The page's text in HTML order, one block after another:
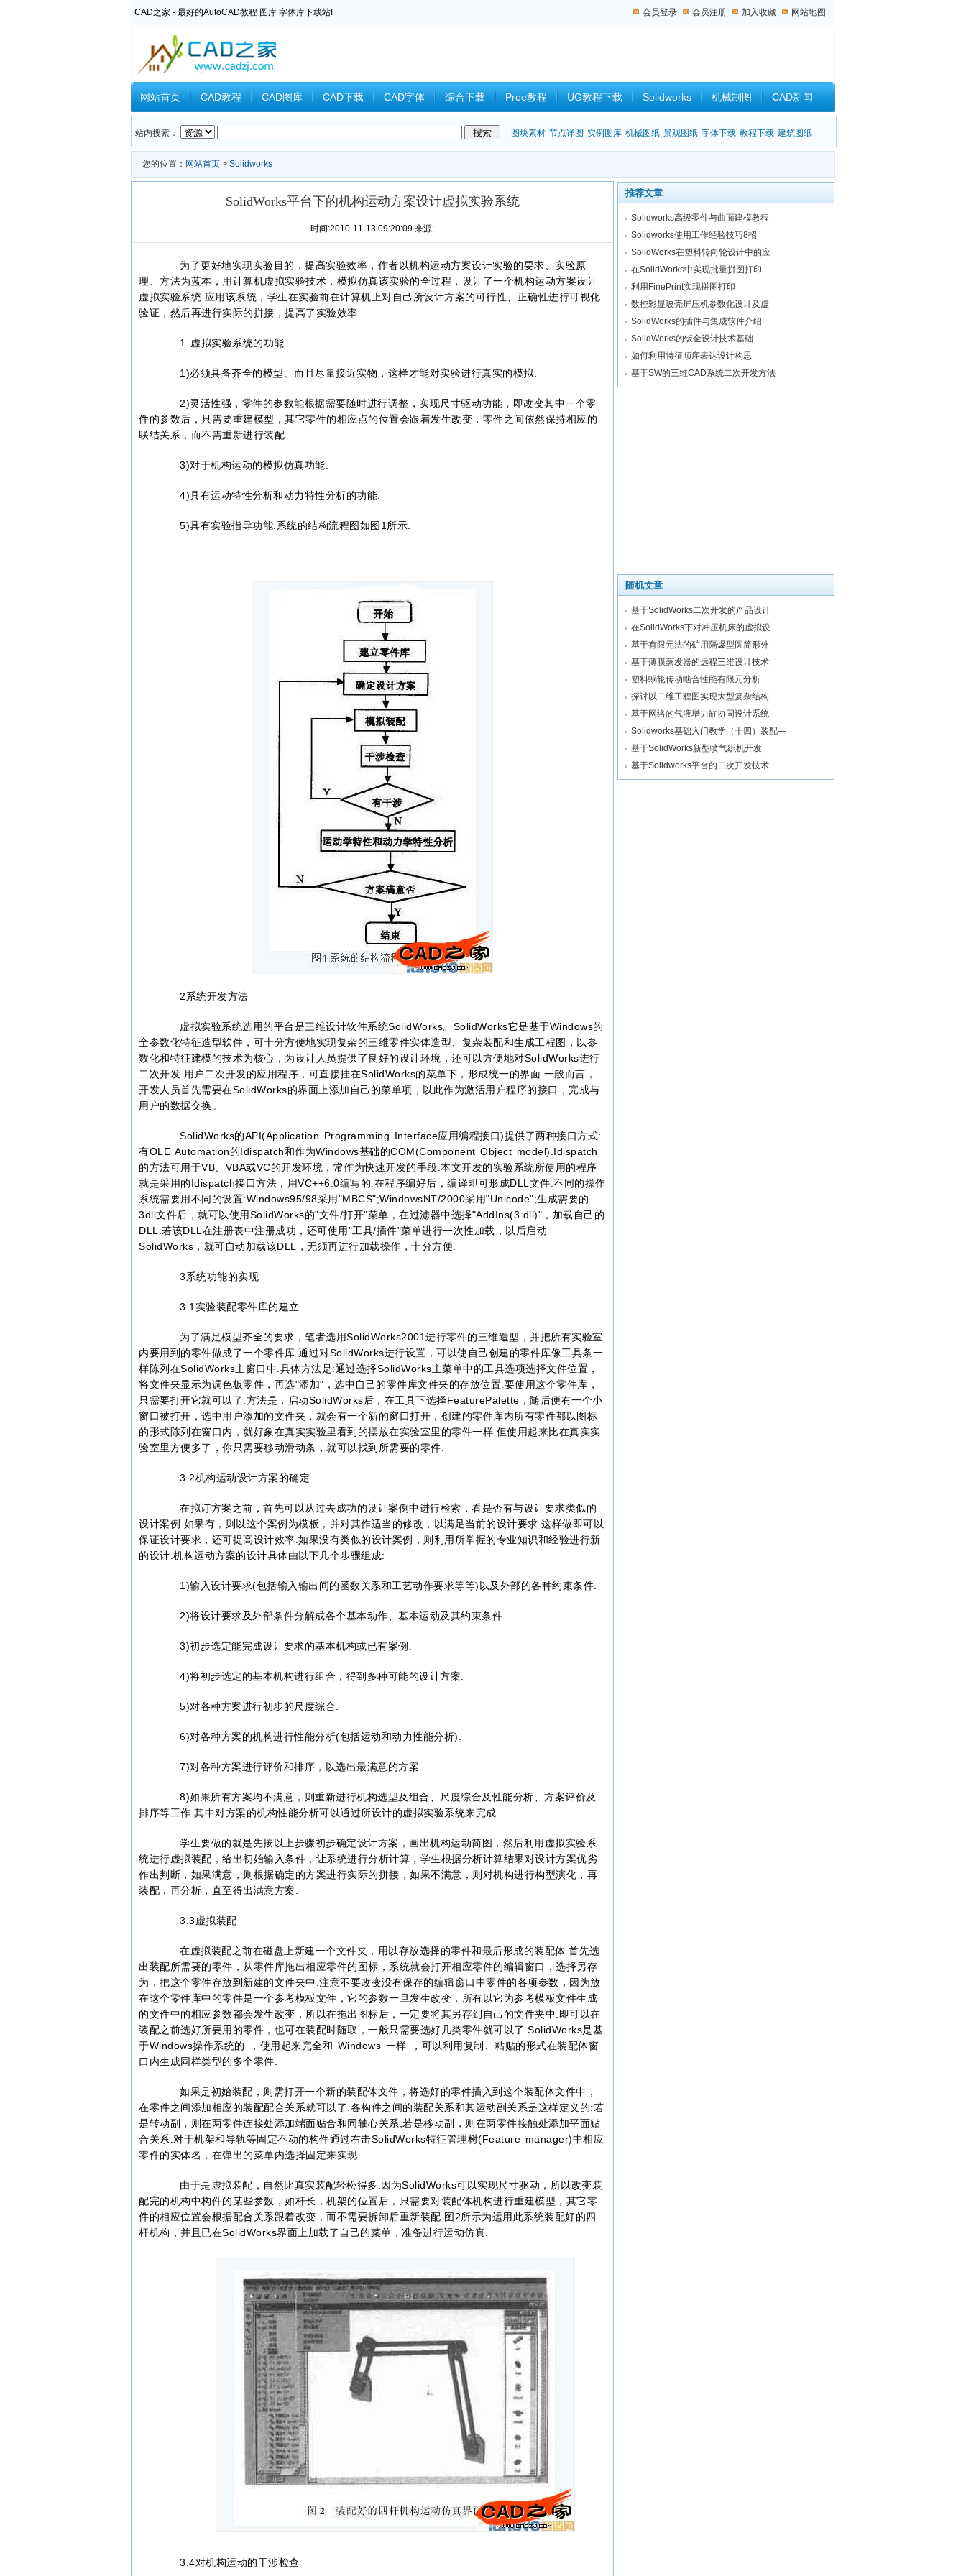
CAD之家 - 最好的AutoCAD教程 图库 字体库下载站! 会员登录 会员注册 加入收藏 网站地图
网站首页 CAD教程 CAD图库 CAD下载 CAD字体 综合下载 Proe教程 UG教程下载 Solidworks 机械制图 CAD新闻
Inventor教程 Ansys教程 CAXA教程 中望CAD Catia教程 CAD习题 CAM CAD2008 设计杂谈
站内搜索： 图块素材 节点详图 实例图库 机械图纸 景观图纸 字体下载 教程下载 建筑图纸
您的位置： 网站首页 > Solidworks
SolidWorks平台下的机构运动方案设计虚拟实验系统
时间:2010-11-13 09:20:09 来源:
为了更好地实现实验目的，提高实验效率，作者以机构运动方案设计实验的要求、实验原
理、方法为蓝本，用计算机虚拟实验技术，模拟仿真该实验的全过程，设计了一个机构运动方案设计
虚拟实验系统.应用该系统，学生在实验前在计算机上对自己所设计方案的可行性、正确性进行可视化
验证，然后再进行实际的拼接，提高了实验效率.
1 虚拟实验系统的功能
1)必须具备齐全的模型、而且尽量接近实物，这样才能对实验进行真实的模拟.
2)灵活性强，零件的参数能根据需要随时进行调整，实现尺寸驱动功能，即改变其中一个零
件的参数后，只需要重建模型，其它零件的相应点的位置会跟着发生改变，零件之间依然保持相应的
联结关系，而不需重新进行装配.
3)对于机构运动的模拟仿真功能.
4)具有运动特性分析和动力特性分析的功能.
5)具有实验指导功能.系统的结构流程图如图1所示.
2系统开发方法
虚拟实验系统选用的平台是三维设计软件系统SolidWorks。SolidWorks它是基于Windows的
全参数化特征造型软件，可十分方便地实现复杂的三维零件实体造型、复杂装配和生成工程图，以参
数化和特征建模的技术为核心，为设计人员提供了良好的设计环境，还可以方便地对SolidWorks进行
二次开发.用户二次开发的应用程序，可直接挂在SolidWorks的菜单下，形成统一的界面.一般而言，
开发人员首先需要在SolidWorks的界面上添加自己的菜单项，以此作为激活用户程序的接口，完成与
用户的数据交换。
SolidWorks的API(Application Programming Interface应用编程接口)提供了两种接口方式:
有OLE Automation的Idispatch和作为Windows基础的COM(Component Object model).Idispatch
的方法可用于VB、VBA或VC的开发环境，常作为快速开发的手段.本文开发的实验系统所使用的程序
就是采用的Idispatch接口方法，用VC++6.0编写的.在程序编好后，编译即可形成DLL文件.不同的操作
系统需要用不同的设置:Windows95/98采用"MBCS";WindowsNT/2000采用"Unicode";生成需要的
3dll文件后，就可以使用SolidWorks的"文件/打开"菜单，在过滤器中选择"AddIns(3.dll)"，加载自己的
DLL.若该DLL在注册表中注册成功，还可使用"工具/插件"菜单进行一次性加载，以后启动
SolidWorks，就可自动加载该DLL，无须再进行加载操作，十分方便.
3系统功能的实现
3.1实验装配零件库的建立
为了满足模型齐全的要求，笔者选用SolidWorks2001进行零件的三维造型，并把所有实验室
内要用到的零件做成了一个零件库.通过对SolidWorks进行设置，可以使自己创建的零件库像工具条一
样陈列在SolidWorks主窗口中.具体方法是:通过选择SolidWorks主菜单中的工具选项选择文件位置，
将文件夹显示为调色板零件，再选"添加"，选中自己的零件库文件夹的存放位置.要使用这个零件库，
只需要打开它就可以了.方法是，启动SolidWorks后，在工具下选择FeaturePalette，随后便有一个小
窗口被打开，选中用户添加的文件夹，就会有一个新的窗口打开，创建的零件库内所有零件都以图标
的形式陈列在窗口内，就好象在真实实验里看到的摆放在实验室里的零件一样.但使用起来比在真实实
验室里方便多了，你只需要移动滑动条，就可以找到所需要的零件.
3.2机构运动设计方案的确定
在拟订方案之前，首先可以从过去成功的设计案例中进行检索，看是否有与设计要求类似的
设计案例.如果有，则以这个案例为模板，并对其作适当的修改，以满足当前的设计要求.这样做即可以
保证设计要求，还可提高设计效率.如果没有类似的设计案例，则利用所掌握的专业知识和经验进行新
的设计.机构运动方案的设计具体由以下几个步骤组成:
1)输入设计要求(包括输入输出间的函数关系和工艺动作要求等等)以及外部的各种约束条件.
2)将设计要求及外部条件分解成各个基本动作、基本运动及其约束条件
3)初步选定能完成设计要求的基本机构或已有案例.
4)将初步选定的基本机构进行组合，得到多种可能的设计方案.
5)对各种方案进行初步的尺度综合.
6)对各种方案的机构进行性能分析(包括运动和动力性能分析).
7)对各种方案进行评价和排序，以选出最满意的方案.
8)如果所有方案均不满意，则重新进行机构选型及组合、尺度综合及性能分析、方案评价及
排序等工作.其中对方案的机构性能分析可以通过所设计的虚拟实验系统来完成.
学生要做的就是先按以上步骤初步确定设计方案，画出机构运动简图，然后利用虚拟实验系
统进行虚拟装配，给出初始输入条件，让系统进行分析计算，学生根据分析计算结果对设计方案优劣
作出判断，如果满意，则根据确定的方案进行实际的拼接，如果不满意，则对机构进行构型演化，再
装配，再分析，直至得出满意方案.
3.3虚拟装配
在虚拟装配之前在磁盘上新建一个文件夹，用以存放选择的零件和最后形成的装配体.首先选
出装配所需要的零件，从零件库拖出相应零件的图标，系统就会打开相应零件的编辑窗口，选择另存
为，把这个零件存放到新建的文件夹中.注意不要改变没有保存的编辑窗口中零件的各项参数，因为放
在这个零件库中的零件是一个参考模板文件，它的参数一旦发生改变，所有以它为参考模板文件生成
的文件中的相应参数都会发生改变，所以在拖出图标后，一定要将其另存到自己的文件夹中.即可以在
装配之前选好所要用的零件，也可在装配时随取，一般只需要选好几类零件就可以了.SolidWorks是基
于Windows操作系统的 ，使用起来完全和 Windows 一样 ，可以利用复制、粘贴的形式在装配体窗
口内生成同样类型的多个零件.
如果是初始装配，则需打开一个新的装配体文件，将选好的零件插入到这个装配体文件中，
在零件之间添加相应的装配配合关系就可以了.各构件之间的装配关系和其运动副关系是这样定义的:若
是转动副，则在两零件连接处添加端面贴合和同轴心关系;若是移动副，则在两零件接触处添加平面贴
合关系.对于机架和导轨等固定不动的构件通过右击SolidWorks特征管理树(Feature manager)中相应
零件的实体名，在弹出的菜单内选择固定来实现.
由于是虚拟装配，自然比真实装配轻松得多.因为SolidWorks可以实现尺寸驱动，所以改变装
配完的机构中构件的某些参数，如杆长，机架的位置后，只需要对装配体机构进行重建模型，其它零
件的相应位置会根据配合关系跟着改变，而不需要拆卸后重新装配.图2所示为运用此系统装配好的四
杆机构，并且已在SolidWorks界面上加载了自己的菜单，准备进行运动仿真.
3.4对机构运动的干涉检查
推荐文章
Solidworks高级零件与曲面建模教程
Solidworks使用工作经验技巧8招
SolidWorks在塑料转向轮设计中的应
在SolidWorks中实现批量拼图打印
利用FinePrint实现拼图打印
数控彩显玻壳屏压机参数化设计及虚
SolidWorks的插件与集成软件介绍
SolidWorks的钣金设计技术基础
如何利用特征顺序表达设计构思
基于SW的三维CAD系统二次开发方法
随机文章
基于SolidWorks二次开发的产品设计
在SolidWorks下对冲压机床的虚拟设
基于有限元法的矿用隔爆型圆筒形外
基于薄膜蒸发器的远程三维设计技术
塑料蜗轮传动啮合性能有限元分析
探讨以二维工程图实现大型复杂结构
基于网络的气液增力缸协同设计系统
Solidworks基础入门教学（十四）装配—
基于SolidWorks新型喷气织机开发
基于Solidworks平台的二次开发技术